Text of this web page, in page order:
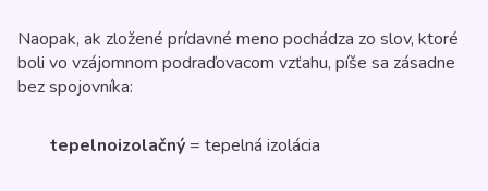
Naopak, ak zložené prídavné meno pochádza zo slov, ktoré
boli vo vzájomnom podraďovacom vzťahu, píše sa zásadne
bez spojovníka:
tepelnoizolačný = tepelná izolácia